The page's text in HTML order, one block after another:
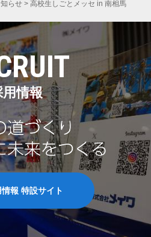
らせ > 高校生しごとメッセ in 南相馬
用情報
報 特設サイト